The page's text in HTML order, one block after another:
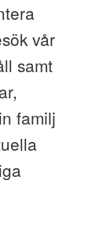
vår
samt
familj